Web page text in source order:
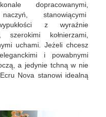
dopracowanymi,
stanowiącymi
z wyraźnie
kołnierzami,
uchami. Jeżeli chcesz
i powabnymi
a jedynie tchną w nie
Nova stanowi idealną